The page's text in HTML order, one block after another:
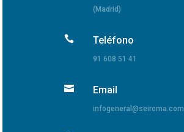
(Madrid)
 Teléfono
91 608 51 41
 Email
infogeneral@seiroma.com